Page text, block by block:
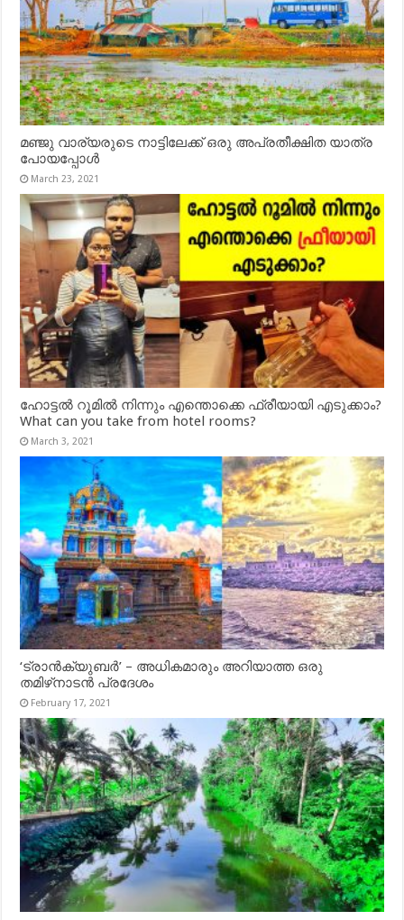
മഞ്ജു വാര്യരുടെ നാട്ടിലേക്ക് ഒരു അപ്രതീക്ഷിത യാത്ര
പോയപ്പോൾ
March 23, 2021
ഹോട്ടൽ റൂമിൽ നിന്നും എന്തൊക്കെ ഫ്രീയായി എടുക്കാം?
What can you take from hotel rooms?
March 3, 2021
‘ട്രാൻക്യുബർ’ – അധികമാരും അറിയാത്ത ഒരു
തമിഴ്‌നാടൻ പ്രദേശം
February 17, 2021